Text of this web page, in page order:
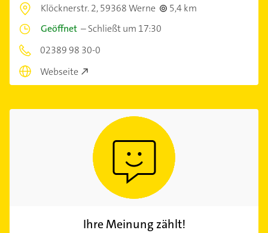
Klöcknerstr. 2,59368 Werne
5,4 km
Geöffnet –Schließt um 17:30
02389 98 30-0
Webseite
Ihre Meinung zählt!